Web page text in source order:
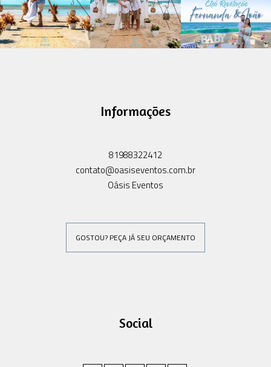
Informações
81988322412
contato@oasiseventos.com.br
Oásis Eventos
GOSTOU? PEÇA JÁ SEU ORÇAMENTO
Social